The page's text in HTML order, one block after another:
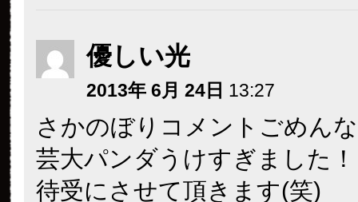
優しい光
2013年 6月 24日 13:27
さかのぼりコメントごめん
芸大パンダうけすぎました！
待受にさせて頂きます(笑)